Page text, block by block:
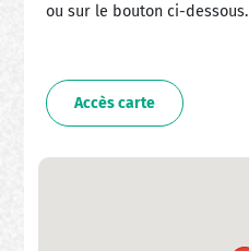
ou sur le bouton ci-dessous.
Accès carte